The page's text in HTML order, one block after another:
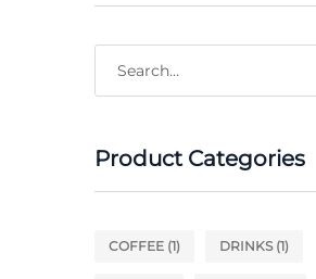
Product Categories
COFFEE (1) DRINKS(1)